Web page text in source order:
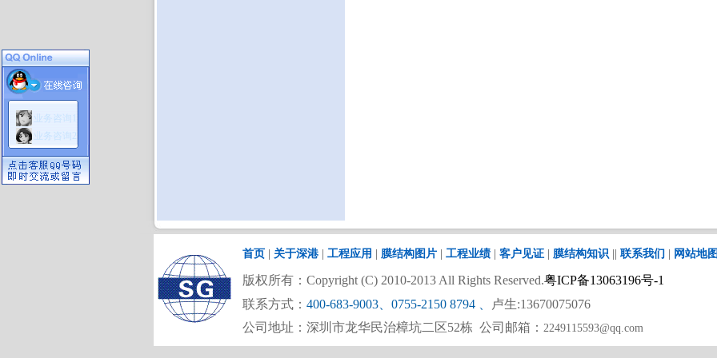
首页| 关于深港| 工程应用 膜结构图片| 工程业绩| 客户见证| 膜结构知识|| 联系我们 网站地
版权所有：Copyright (C) 2010-2013 All Rights Reserved.粤ICP备13063196号-1
联系方式： 400-683-9003、0755-2150 8794
卢生:13670075076
公司地址：深圳市龙华民治樟坑二区52栋 公司邮箱： 2249115593@qq.com
业务咨询1
业务咨询2